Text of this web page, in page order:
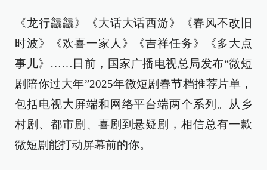
《龙行龘龘》《大话大话西游》《春风不改旧
时波》《欢喜一家人》《吉祥任务》《多大点
事儿》……日前，国家广播电视总局发布“微短
剧陪你过大年”2025年微短剧春节档推荐片单，
包括电视大屏端和网络平台端两个系列。从乡
村剧、都市剧、喜剧到悬疑剧，相信总有一款
微短剧能打动屏幕前的你。